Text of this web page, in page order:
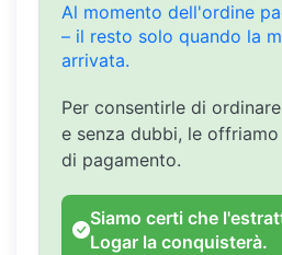
Al momento dell'ordine
– il resto solo quando la
arrivata.
Per consentirle di
e senza dubbi, le
di pagamento.
Siamo certi che
Logar la conquisterà.